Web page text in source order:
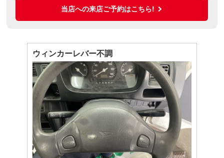
当店への来店ご予約はこちら!
ウィンカーレバー不調